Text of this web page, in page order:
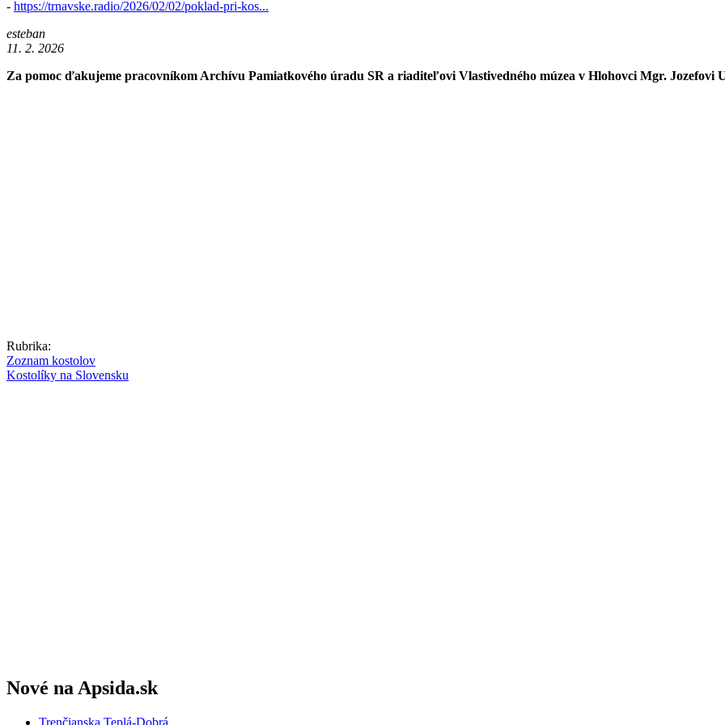
- https://trnavske.radio/2026/02/02/poklad-pri-kos...
esteban
11. 2. 2026
Za pomoc ďakujeme pracovníkom Archívu Pamiatkového úradu SR a riaditeľovi Vlastivedného múzea v Hlohovci Mgr. Jozefovi
Rubrika:
Zoznam kostolov
Kostolíky na Slovensku
Nové na Apsida.sk
Trenčianska Teplá-Dobrá